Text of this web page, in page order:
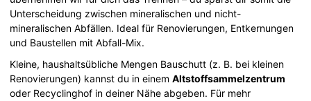
Unterscheidung zwischen mineralischen und nicht-
mineralischen Abfällen. Ideal für Renovierungen, Entkernungen
und Baustellen mit Abfall-Mix.
Kleine, haushaltsübliche Mengen Bauschutt (z. B. bei kleinen
Renovierungen) kannst du in einemAltstoffsammelzentrum
oder Recyclinghof in deiner Nähe abgeben. Für mehr